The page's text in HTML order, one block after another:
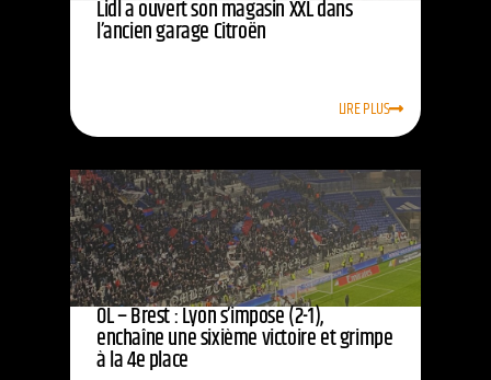
Lidl a ouvert son magasin XXL dans
l’ancien garage Citroën
LIRE PLUS
OL – Brest : Lyon s’impose (2-1),
enchaîne une sixième victoire et grimpe
à la 4e place